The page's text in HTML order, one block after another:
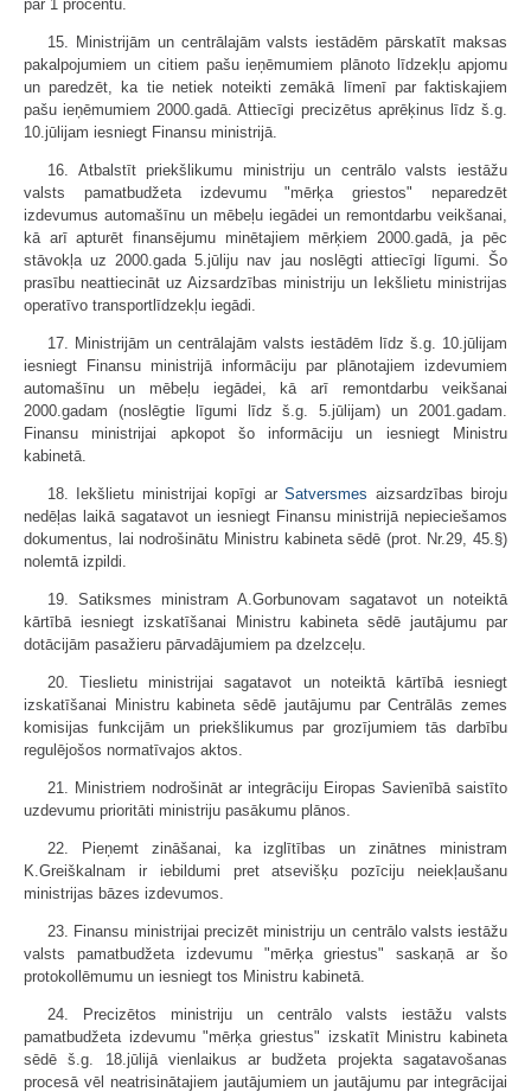
par 1 procentu.
15. Ministrijām un centrālajām valsts iestādēm pārskatīt maksas
pakalpojumiem un citiem pašu ieņēmumiem plānoto līdzekļu apjomu
un paredzēt, ka tie netiek noteikti zemākā līmenī par faktiskajiem
pašu ieņēmumiem 2000.gadā. Attiecīgi precizētus aprēķinus līdz š.g.
10.jūlijam iesniegt Finansu ministrijā.
16. Atbalstīt priekšlikumu ministriju un centrālo valsts iestāžu
valsts pamatbudžeta izdevumu "mērķa griestos" neparedzēt
izdevumus automašīnu un mēbeļu iegādei un remontdarbu veikšanai,
kā arī apturēt finansējumu minētajiem mērķiem 2000.gadā, ja pēc
stāvokļa uz 2000.gada 5.jūliju nav jau noslēgti attiecīgi līgumi. Šo
prasību neattiecināt uz Aizsardzības ministriju un Iekšlietu ministrijas
operatīvo transportlīdzekļu iegādi.
17. Ministrijām un centrālajām valsts iestādēm līdz š.g. 10.jūlijam
iesniegt Finansu ministrijā informāciju par plānotajiem izdevumiem
automašīnu un mēbeļu iegādei, kā arī remontdarbu veikšanai
2000.gadam (noslēgtie līgumi līdz š.g. 5.jūlijam) un 2001.gadam.
Finansu ministrijai apkopot šo informāciju un iesniegt Ministru
kabinetā.
18. Iekšlietu ministrijai kopīgi arSatversmes aizsardzības biroju
nedēļas laikā sagatavot un iesniegt Finansu ministrijā nepieciešamos
dokumentus, lai nodrošinātu Ministru kabineta sēdē (prot. Nr.29, 45.§)
nolemtā izpildi.
19. Satiksmes ministram A.Gorbunovam sagatavot un noteiktā
kārtībā iesniegt izskatīšanai Ministru kabineta sēdē jautājumu par
dotācijām pasažieru pārvadājumiem pa dzelzceļu.
20. Tieslietu ministrijai sagatavot un noteiktā kārtībā iesniegt
izskatīšanai Ministru kabineta sēdē jautājumu par Centrālās zemes
komisijas funkcijām un priekšlikumus par grozījumiem tās darbību
regulējošos normatīvajos aktos.
21. Ministriem nodrošināt ar integrāciju Eiropas Savienībā saistīto
uzdevumu prioritāti ministriju pasākumu plānos.
22. Pieņemt zināšanai, ka izglītības un zinātnes ministram
K.Greiškalnam ir iebildumi pret atsevišķu pozīciju neiekļaušanu
ministrijas bāzes izdevumos.
23. Finansu ministrijai precizēt ministriju un centrālo valsts iestāžu
valsts pamatbudžeta izdevumu "mērķa griestus" saskaņā ar šo
protokollēmumu un iesniegt tos Ministru kabinetā.
24. Precizētos ministriju un centrālo valsts iestāžu valsts
pamatbudžeta izdevumu "mērķa griestus" izskatīt Ministru kabineta
sēdē š.g. 18.jūlijā vienlaikus ar budžeta projekta sagatavošanas
procesā vēl neatrisinātajiem jautājumiem un jautājumu par integrācijai